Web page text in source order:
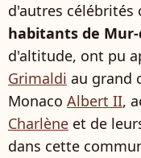
d'autres célébrités
habitants de
d'altitude, ont pu
Grimaldi au grand
Monaco Albert II,
Charlène et de
dans cette